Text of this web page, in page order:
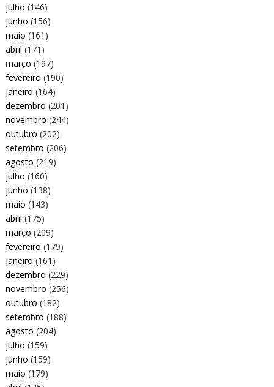
julho (146)
junho (156)
maio (161)
abril (171)
março (197)
fevereiro (190)
janeiro (164)
dezembro (201)
novembro (244)
outubro (202)
setembro (206)
agosto (219)
julho (160)
junho (138)
maio (143)
abril (175)
março (209)
fevereiro (179)
janeiro (161)
dezembro (229)
novembro (256)
outubro (182)
setembro (188)
agosto (204)
julho (159)
junho (159)
maio (179)